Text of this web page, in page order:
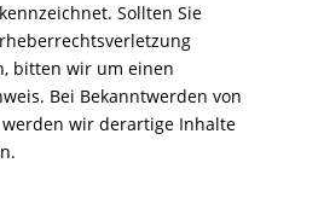
Sollten Sie
bitten wir um einen
Bei Bekanntwerden von
wir derartige Inhalte